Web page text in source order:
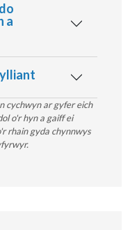
a
cychwyn ar gyfer eich
o'r hyn a gaiff ei
rhain gyda chynnwys